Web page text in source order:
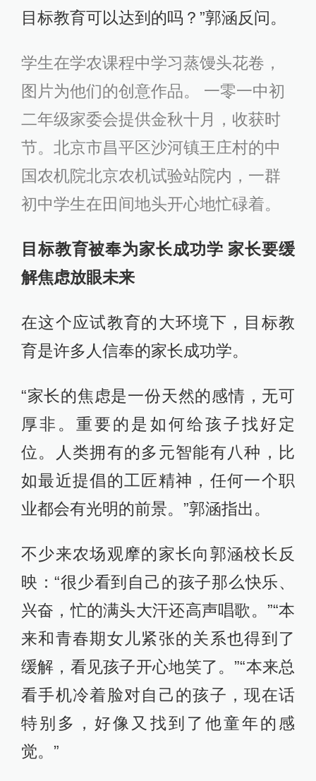
目标教育可以达到的吗？”郭涵反问。
学生在学农课程中学习蒸馒头花卷，
图片为他们的创意作品。 一零一中初
二年级家委会提供金秋十月，收获时
节。北京市昌平区沙河镇王庄村的中
国农机院北京农机试验站院内，一群
初中学生在田间地头开心地忙碌着。
目标教育被奉为家长成功学 家长要缓
解焦虑放眼未来
在这个应试教育的大环境下，目标教
育是许多人信奉的家长成功学。
“家长的焦虑是一份天然的感情，无可
厚非。重要的是如何给孩子找好定
位。人类拥有的多元智能有八种，比
如最近提倡的工匠精神，任何一个职
业都会有光明的前景。”郭涵指出。
不少来农场观摩的家长向郭涵校长反
映：“很少看到自己的孩子那么快乐、
兴奋，忙的满头大汗还高声唱歌。”“本
来和青春期女儿紧张的关系也得到了
缓解，看见孩子开心地笑了。”“本来总
看手机冷着脸对自己的孩子，现在话
特别多，好像又找到了他童年的感
觉。”